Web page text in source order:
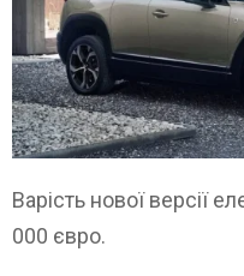
Варість нової версії
000 євро.